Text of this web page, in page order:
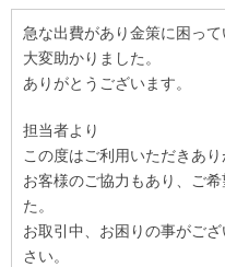
店舗一覧
トップ 会社情報
リンク
急な出費があり金策に困っ
大変助かりました。
ありがとうございます。
担当者より
この度はご利用いただきあり
お客様のご協力もあり、ご
た。
お取引中、お困りの事がご
さい。